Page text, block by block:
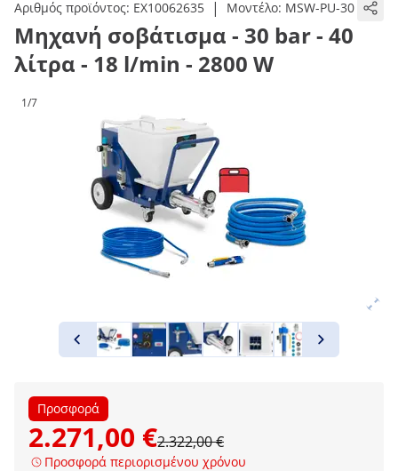
Αριθμός προϊόντος: EX10062635 | Μοντέλο: MSW-PU-30
Μηχανή σοβάτισμα - 30 bar - 40
λίτρα - 18 l/min - 2800 W
1/7
Προσφορά
2.271,00 €2.322,00 €
Προσφορά περιορισμένου χρόνου